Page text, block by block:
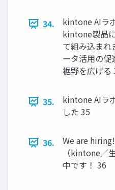
34.
kintone AIラ
kintone製品
て組み込ま
ータ活用の
裾野を広げる
35.
kintone AIラ
した 35
36.
We are
（kintone／
中です！ 36